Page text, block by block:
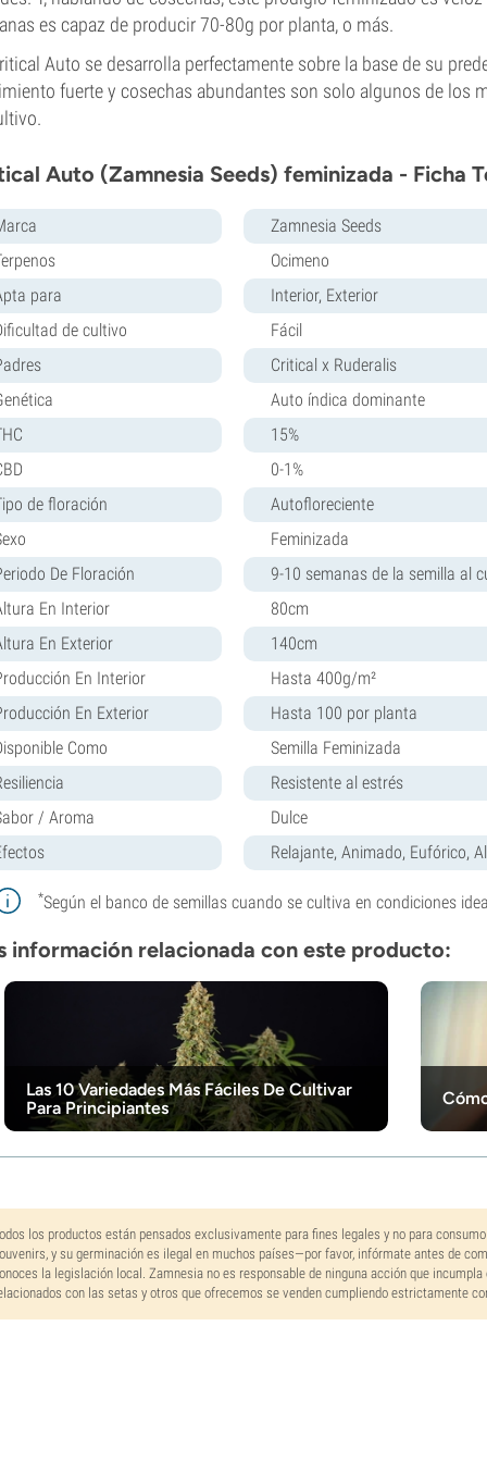
es capaz de producir 70-80g por planta, o más.
Auto se desarrolla perfectamente sobre la base de su
fuerte y cosechas abundantes son solo algunos de los
Auto (Zamnesia Seeds) feminizada - Ficha
Zamnesia Seeds
Ocimeno
para
Interior, Exterior
de cultivo
Fácil
Critical x Ruderalis
Auto índica dominante
15%
0-1%
de floración
Autofloreciente
Feminizada
De Floración
9-10 semanas de la semilla al
En Interior
80cm
En Exterior
140cm
En Interior
Hasta 400g/m²
En Exterior
Hasta 100 por planta
Como
Semilla Feminizada
Resistente al estrés
/ Aroma
Dulce
Relajante, Animado, Eufórico,
*Según el banco de semillas cuando se cultiva en condiciones
información relacionada con este producto:
Las 10 Variedades Más Fáciles De Cultivar
Para Principiantes
los productos están pensados exclusivamente para fines legales y no para
y su germinación es ilegal en muchos países—por favor, infórmate antes de
la legislación local. Zamnesia no es responsable de ninguna acción que
con las setas y otros que ofrecemos se venden cumpliendo estrictamente